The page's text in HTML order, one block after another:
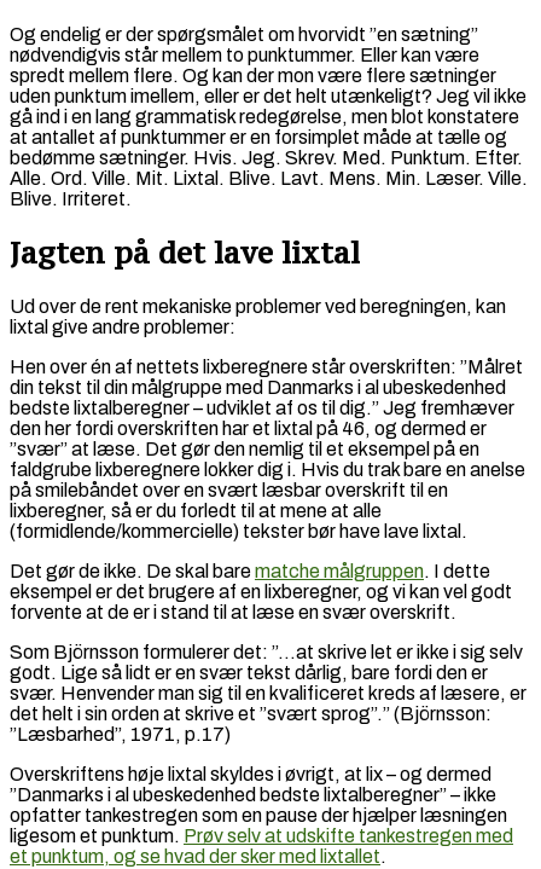
Og endelig er der spørgsmålet om hvorvidt ”en sætning”
nødvendigvis står mellem to punktummer. Eller kan være
spredt mellem flere. Og kan der mon være flere sætninger
uden punktum imellem, eller er det helt utænkeligt? Jeg vil ikke
gå ind i en lang grammatisk redegørelse, men blot konstatere
at antallet af punktummer er en forsimplet måde at tælle og
bedømme sætninger. Hvis. Jeg. Skrev. Med. Punktum. Efter.
Alle. Ord. Ville. Mit. Lixtal. Blive. Lavt. Mens. Min. Læser. Ville.
Blive. Irriteret.
Jagten på det lave lixtal
Ud over de rent mekaniske problemer ved beregningen, kan
lixtal give andre problemer:
Hen over én af nettets lixberegnere står overskriften: ”Målret
din tekst til din målgruppe med Danmarks i al ubeskedenhed
bedste lixtalberegner – udviklet af os til dig.” Jeg fremhæver
den her fordi overskriften har et lixtal på 46, og dermed er
”svær” at læse. Det gør den nemlig til et eksempel på en
faldgrube lixberegnere lokker dig i. Hvis du trak bare en anelse
på smilebåndet over en svært læsbar overskrift til en
lixberegner, så er du forledt til at mene at alle
(formidlende/kommercielle) tekster bør have lave lixtal.
Det gør de ikke. De skal barematche målgruppen. I dette
eksempel er det brugere af en lixberegner, og vi kan vel godt
forvente at de er i stand til at læse en svær overskrift.
Som Björnsson formulerer det: ”…at skrive let er ikke i sig selv
godt. Lige så lidt er en svær tekst dårlig, bare fordi den er
svær. Henvender man sig til en kvalificeret kreds af læsere, er
det helt i sin orden at skrive et ”svært sprog”.” (Björnsson:
”Læsbarhed”, 1971, p.17)
Overskriftens høje lixtal skyldes i øvrigt, at lix – og dermed
”Danmarks i al ubeskedenhed bedste lixtalberegner” – ikke
opfatter tankestregen som en pause der hjælper læsningen
ligesom et punktum. Prøv selv at udskifte tankestregen med
et punktum, og se hvad der sker med lixtallet.